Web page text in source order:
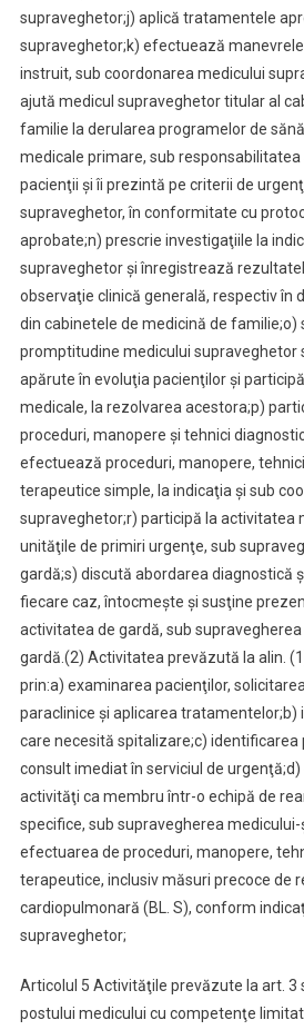
supraveghetor;j) aplică tratamentele
supraveghetor;k) efectuează
instruit, sub coordonarea medicului
ajută medicul supraveghetor titular al
familie la derularea programelor de
medicale primare, sub responsabilitatea
pacienţii şi îi prezintă pe criterii de
supraveghetor, în conformitate cu
aprobate;n) prescrie investigaţiile la
supraveghetor şi înregistrează
observaţie clinică generală, respectiv în
din cabinetele de medicină de familie;o)
promptitudine medicului supraveghetor
apărute în evoluţia pacienţilor şi
medicale, la rezolvarea acestora;p)
proceduri, manopere şi tehnici
efectuează proceduri, manopere,
terapeutice simple, la indicaţia şi sub
supraveghetor;r) participă la activitatea
unităţile de primiri urgenţe, sub
gardă;s) discută abordarea diagnostică
fiecare caz, întocmeşte şi susţine
activitatea de gardă, sub
gardă. (2) Activitatea prevăzută la alin.
prin:a) examinarea pacienţilor,
paraclinice şi aplicarea tratamentelor;b)
care necesită spitalizare;c) identificarea
consult imediat în serviciul de urgenţă;d)
activităţi ca membru într-o echipă de
specifice, sub supravegherea
efectuarea de proceduri, manopere,
terapeutice, inclusiv măsuri precoce de
cardiopulmonară (BL. S), conform
supraveghetor;
Articolul 5 Activităţile prevăzute la art. 3
postului medicului cu competenţe